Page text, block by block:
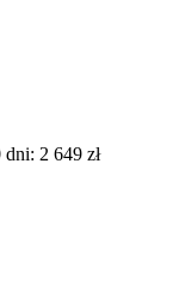
2 649 zł